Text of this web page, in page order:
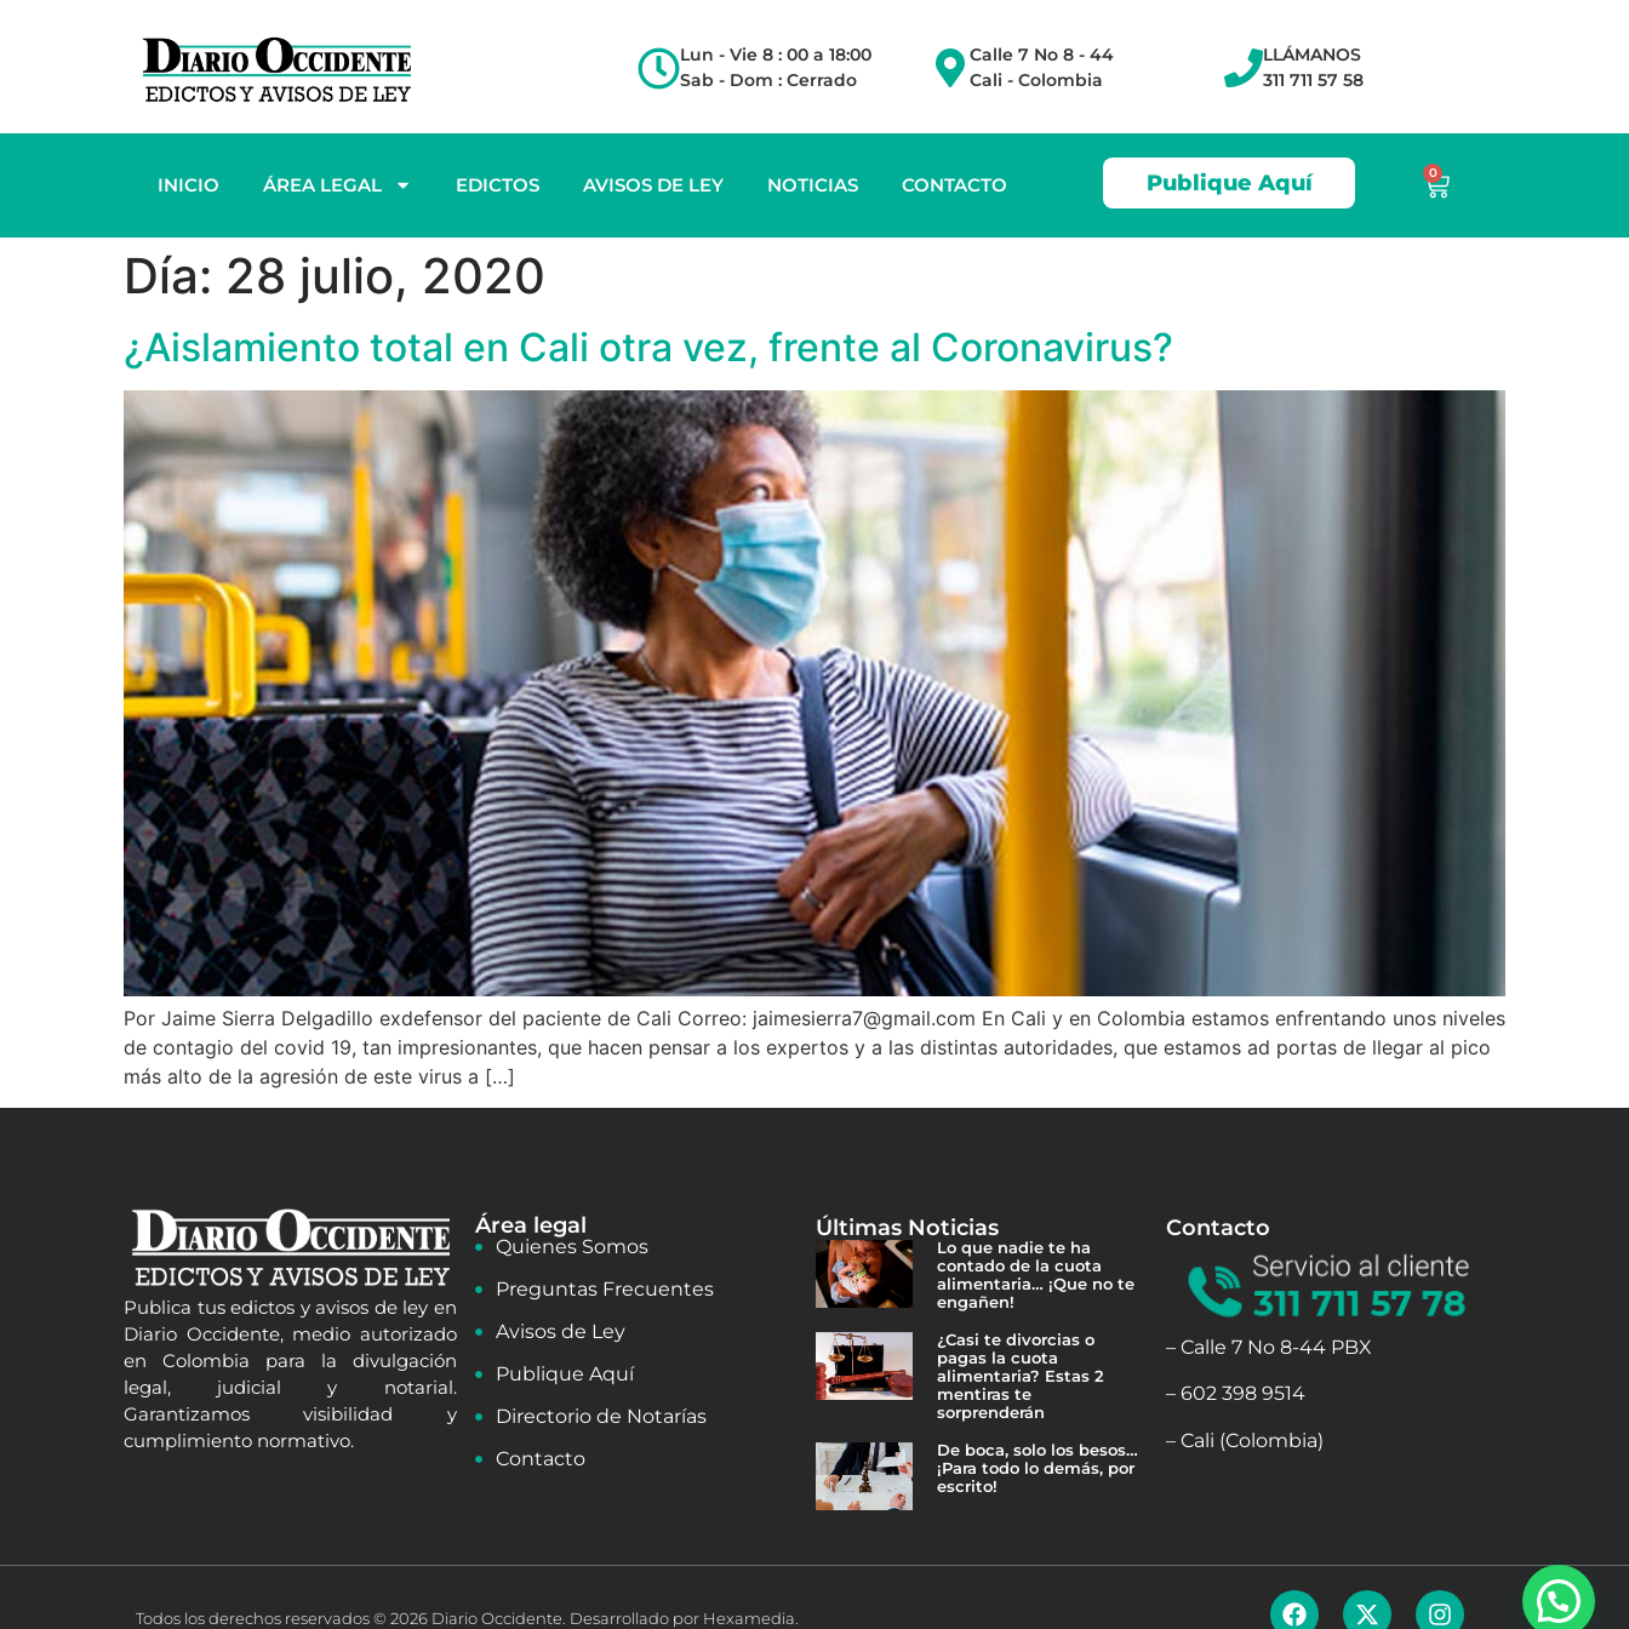
Lun - Vie 8 : 00 a 18:00
Sab - Dom : Cerrado
Calle 7 No 8 - 44
Cali - Colombia
LLÁMANOS
311 711 57 58
INICIO ÁREA LEGAL EDICTOS AVISOS DE LEY NOTICIAS CONTACTO Publique Aquí 0
Día: 28 julio, 2020
¿Aislamiento total en Cali otra vez, frente al Coronavirus?
Por Jaime Sierra Delgadillo exdefensor del paciente de Cali Correo: jaimesierra7@gmail.com En Cali y en Colombia estamos enfrentando unos niveles
de contagio del covid 19, tan impresionantes, que hacen pensar a los expertos y a las distintas autoridades, que estamos ad portas de llegar al pico
más alto de la agresión de este virus a […]
Publica tus edictos y avisos de ley en
Diario Occidente, medio autorizado
en Colombia para la divulgación
legal, judicial y notarial.
Garantizamos visibilidad y
cumplimiento normativo.
Área legal
Quienes Somos
Preguntas Frecuentes
Avisos de Ley
Publique Aquí
Directorio de Notarías
Contacto
Últimas Noticias
Lo que nadie te ha
contado de la cuota
alimentaria… ¡Que no te
engañen!
¿Casi te divorcias o
pagas la cuota
alimentaria? Estas 2
mentiras te
sorprenderán
De boca, solo los besos…
¡Para todo lo demás, por
escrito!
Contacto
– Calle 7 No 8-44 PBX
– 602 398 9514
– Cali (Colombia)
Todos los derechos reservados © 2026 Diario Occidente. Desarrollado por Hexamedia.